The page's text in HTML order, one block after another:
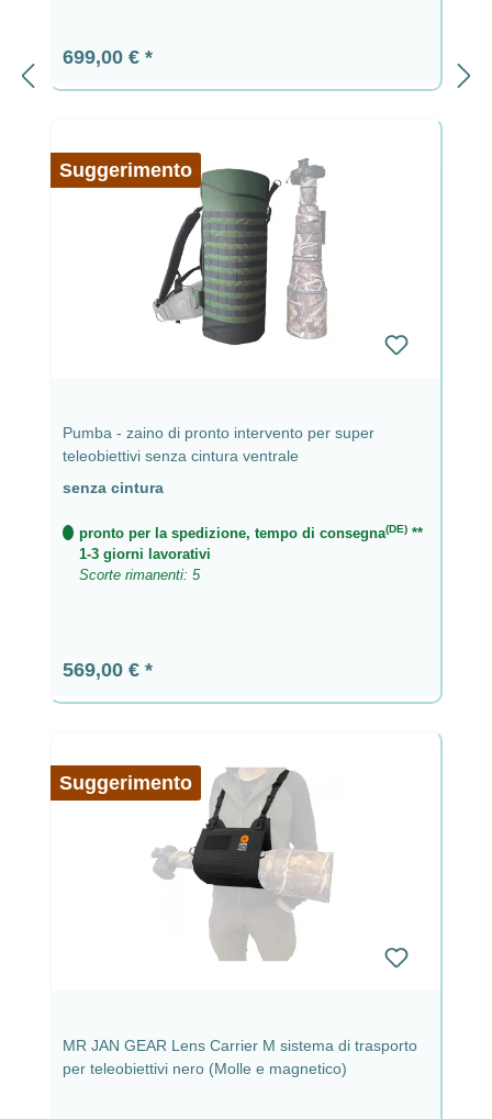
Prezzo normale:
699,00 €
Suggerimento
Pumba - zaino di pronto intervento per super
teleobiettivi senza cintura ventrale
senza cintura
pronto per la spedizione, tempo di consegna(DE) **
1-3 giorni lavorativi
Scorte rimanenti: 5
Prezzo normale:
569,00 €
Suggerimento
MR JAN GEAR Lens Carrier M sistema di trasporto
per teleobiettivi nero (Molle e magnetico)